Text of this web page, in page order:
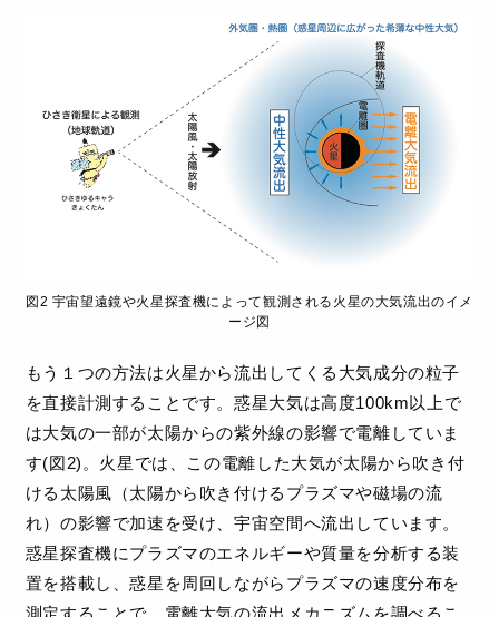
図2 宇宙望遠鏡や火星探査機によって観測される火星の大気流出のイメ
ージ図
もう１つの方法は火星から流出してくる大気成分の粒子
を直接計測することです。惑星大気は高度100km以上で
は大気の一部が太陽からの紫外線の影響で電離していま
す(図2)。火星では、この電離した大気が太陽から吹き付
ける太陽風（太陽から吹き付けるプラズマや磁場の流
れ）の影響で加速を受け、宇宙空間へ流出しています。
惑星探査機にプラズマのエネルギーや質量を分析する装
置を搭載し、惑星を周回しながらプラズマの速度分布を
測定することで、電離大気の流出メカニズムを調べるこ